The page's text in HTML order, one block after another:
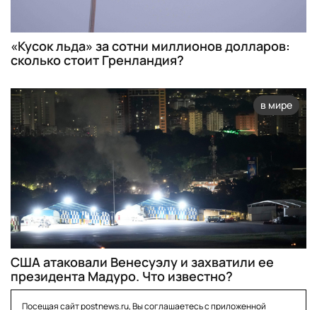
«Кусок льда» за сотни миллионов долларов:
сколько стоит Гренландия?
в мире
США атаковали Венесуэлу и захватили ее
президента Мадуро. Что известно?
Посещая сайт postnews.ru, Вы соглашаетесь с приложенной